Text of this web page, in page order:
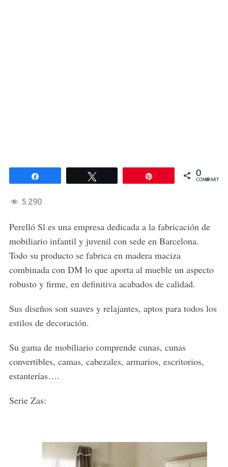
0
COMPARTIR
5.290
Perelló Sl es una empresa dedicada a la fabricación de
mobiliario infantil y juvenil con sede en Barcelona.
Todo su producto se fabrica en madera maciza
combinada con DM lo que aporta al mueble un aspecto
robusto y firme, en definitiva acabados de calidad.
Sus diseños son suaves y relajantes, aptos para todos los
estilos de decoración.
Su gama de mobiliario comprende cunas, cunas
convertibles, camas, cabezales, armarios, escritorios,
estanterías….
Serie Zas: